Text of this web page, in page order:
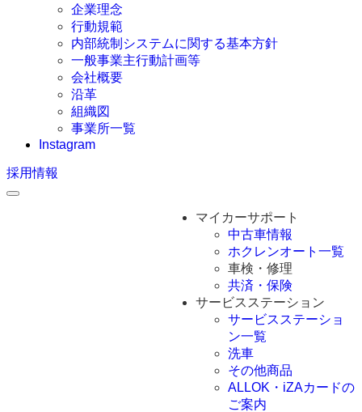
企業理念
行動規範
内部統制システムに関する基本方針
一般事業主行動計画等
会社概要
沿革
組織図
事業所一覧
Instagram
採用情報
マイカーサポート
中古車情報
ホクレンオート一覧
車検・修理
共済・保険
サービスステーション
サービスステーショ
ン一覧
洗車
その他商品
ALLOK・iZAカードの
ご案内